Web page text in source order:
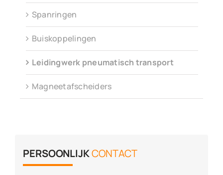
Spanringen
Buiskoppelingen
Leidingwerk pneumatisch transport
Magneetafscheiders
PERSOONLIJKCONTACT